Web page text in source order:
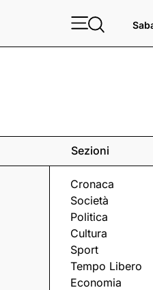
Sezioni
Cronaca
Società
Politica
Cultura
Sport
Tempo Libero
Economia
IL